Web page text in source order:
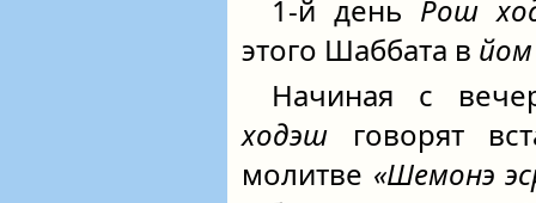
1-й день Рош
этого Шаббата в
Начиная с
ходэш говорят
молитве «Шемонэ